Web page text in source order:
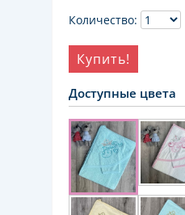
Количество:
Купить!
Доступные цвета